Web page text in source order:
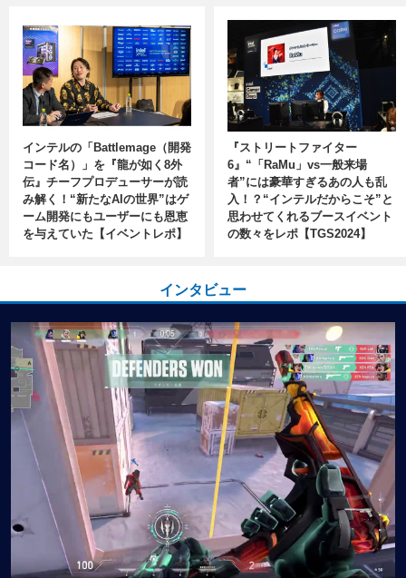
インテルの「Battlemage（開発
コード名）」を『龍が如く8外
伝』チーフプロデューサーが読
み解く！“新たなAIの世界”はゲ
ーム開発にもユーザーにも恩恵
を与えていた【イベントレポ】
『ストリートファイター
6』“「RaMu」vs一般来場
者”には豪華すぎるあの人も乱
入！？“インテルだからこそ”と
思わせてくれるブースイベント
の数々をレポ【TGS2024】
インタビュー